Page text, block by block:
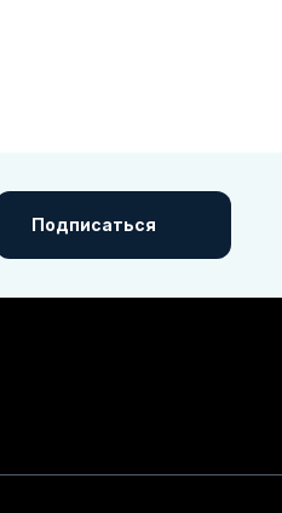
Подписаться